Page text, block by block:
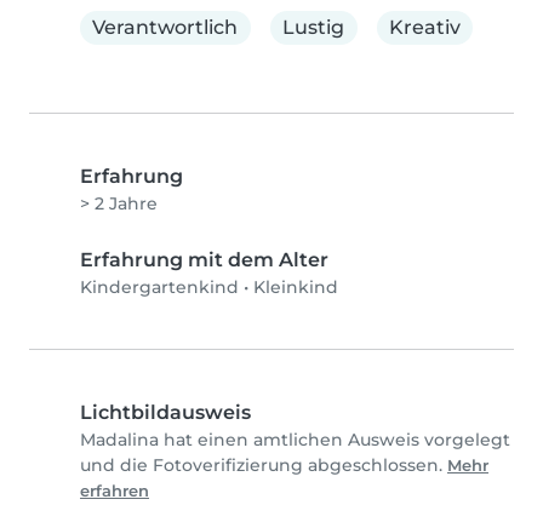
Verantwortlich
Lustig Kreativ
Erfahrung
> 2 Jahre
Erfahrung mit dem Alter
Kindergartenkind • Kleinkind
Lichtbildausweis
Madalina hat einen amtlichen Ausweis vorgelegt
und die Fotoverifizierung abgeschlossen. Mehr
erfahren